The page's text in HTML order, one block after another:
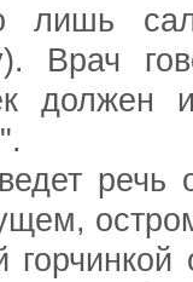
лишь
Врач
должен
речь